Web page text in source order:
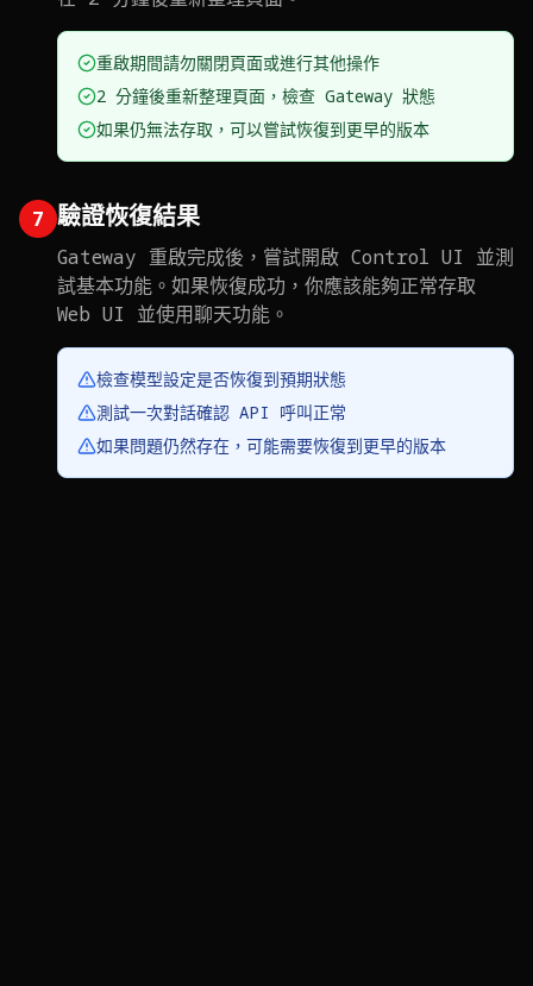
重啟期間請勿關閉頁面或進行其他操作
2 分鐘後重新整理頁面，檢查 Gateway 狀態
如果仍無法存取，可以嘗試恢復到更早的版本
7 驗證恢復結果
Gateway 重啟完成後，嘗試開啟 Control UI 並測
試基本功能。如果恢復成功，你應該能夠正常存取
Web UI 並使用聊天功能。
檢查模型設定是否恢復到預期狀態
測試一次對話確認 API 呼叫正常
如果問題仍然存在，可能需要恢復到更早的版本